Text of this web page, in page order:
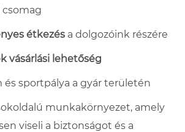
csomag
étkezés a dolgozóink részére
vásárlási lehetőség
és sportpálya a gyár területén
munkakörnyezet, amely
viseli a biztonságot és a